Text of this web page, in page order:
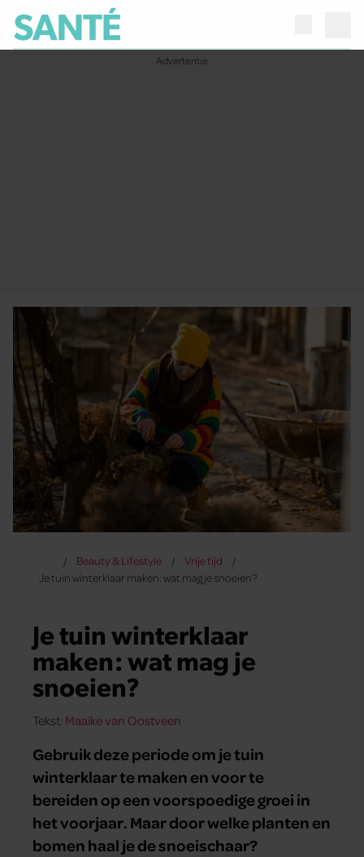
Beauty & Lifestyle
Vrije tijd
Je tuin winterklaar maken: wat mag je snoeien?
Je tuin winterklaar
maken: wat mag je
snoeien?
Tekst: Maaike van Oostveen
Gebruik deze periode om je tuin
winterklaar te maken en voor te
bereiden op een voorspoedige groei in
het voorjaar. Maar door welke planten en
bomen haal je de snoeischaar?